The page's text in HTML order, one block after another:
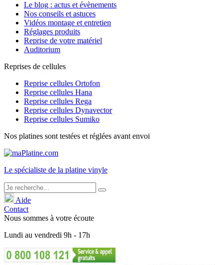
Le blog : actus et évènements
Nos conseils et astuces
Vidéos montage et entretien
Réglages produits
Reprise de votre matériel
Auditorium
Reprises de cellules
Reprise cellules Ortofon
Reprise cellules Hana
Reprise cellules Rega
Reprise cellules Dynavector
Reprise cellules Sumiko
Nos platines sont testées et réglées avant envoi
Le spécialiste de la platine vinyle
Aide
Contact
Nous sommes à votre écoute
Lundi au vendredi 9h - 17h